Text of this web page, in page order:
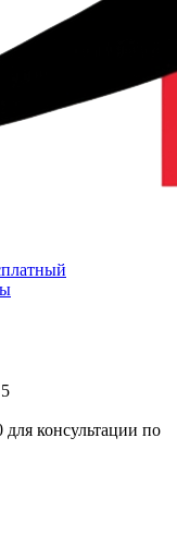
консультации по